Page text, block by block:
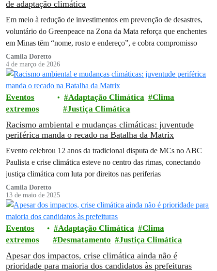
de adaptação climática
Em meio à redução de investimentos em prevenção de desastres,
voluntário do Greenpeace na Zona da Mata reforça que enchentes
em Minas têm “nome, rosto e endereço”, e cobra compromisso
Camila Doretto
4 de março de 2026
Eventos
extremos
Adaptação Climática
Clima
Justiça Climática
Racismo ambiental e mudanças climáticas: juventude
periférica manda o recado na Batalha da Matrix
Evento celebrou 12 anos da tradicional disputa de MCs no ABC
Paulista e crise climática esteve no centro das rimas, conectando
justiça climática com luta por direitos nas periferias
Camila Doretto
13 de maio de 2025
Eventos
extremos
Adaptação Climática
Clima
Desmatamento
Justiça Climática
Apesar dos impactos, crise climática ainda não é
prioridade para maioria dos candidatos às prefeituras